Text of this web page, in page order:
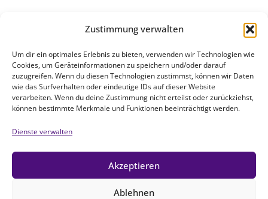
Zustimmung verwalten
Um dir ein optimales Erlebnis zu bieten, verwenden wir Technologien wie
Cookies, um Geräteinformationen zu speichern und/oder darauf
zuzugreifen. Wenn du diesen Technologien zustimmst, können wir Daten
wie das Surfverhalten oder eindeutige IDs auf dieser Website
verarbeiten. Wenn du deine Zustimmung nicht erteilst oder zurückziehst,
können bestimmte Merkmale und Funktionen beeinträchtigt werden.
Dienste verwalten
Akzeptieren
Ablehnen
Sonntag, 28. Juli, 11:15 Uhr, Pfarrstadl in Holzschwang,
Sonntag, 11. August, 19 Uhr, Zum Guten Hirten in
Pfaffenhofen
Sonntag, 18. August, 10 Uhr, Kreuz-Christi-Kirche in
Weißenhorn
Info zur Homepage Noch ein neues Gesicht